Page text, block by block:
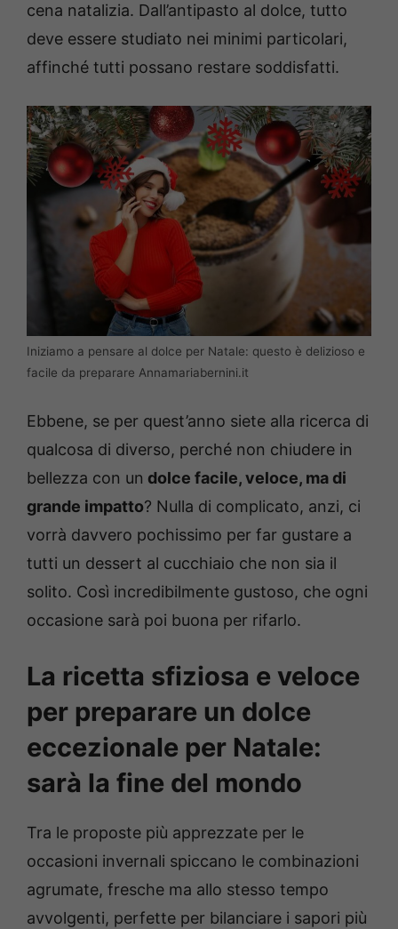
cena natalizia. Dall’antipasto al dolce, tutto
deve essere studiato nei minimi particolari,
affinché tutti possano restare soddisfatti.
Iniziamo a pensare al dolce per Natale: questo è delizioso e
facile da preparare Annamariabernini.it
Ebbene, se per quest’anno siete alla ricerca di
qualcosa di diverso, perché non chiudere in
bellezza con un dolce facile, veloce, ma di
grande impatto? Nulla di complicato, anzi, ci
vorrà davvero pochissimo per far gustare a
tutti un dessert al cucchiaio che non sia il
solito. Così incredibilmente gustoso, che ogni
occasione sarà poi buona per rifarlo.
La ricetta sfiziosa e veloce
per preparare un dolce
eccezionale per Natale:
sarà la fine del mondo
Tra le proposte più apprezzate per le
occasioni invernali spiccano le combinazioni
agrumate, fresche ma allo stesso tempo
avvolgenti, perfette per bilanciare i sapori più